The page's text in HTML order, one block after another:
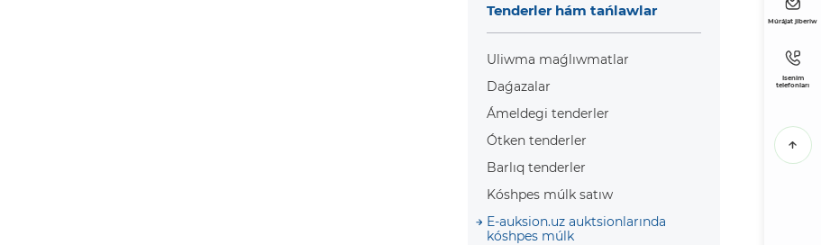
Tenderler hám tańlawlar
Uliwma maǵlıwmatlar
Daǵazalar
Ámeldegi tenderler
Ótken tenderler
Barlıq tenderler
Kóshpes múlk satıw
E-auksion.uz auktsionlarında
kóshpes múlk
Múrájat jiberiw
Isenim
telefonları